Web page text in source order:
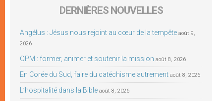
DERNIÈRES NOUVELLES
Angélus : Jésus nous rejoint au cœur de la tempête août 9,
2026
OPM : former, animer et soutenir la mission août 8, 2026
En Corée du Sud, faire du catéchisme autrement août 8, 2026
L’hospitalité dans la Bible août 8, 2026